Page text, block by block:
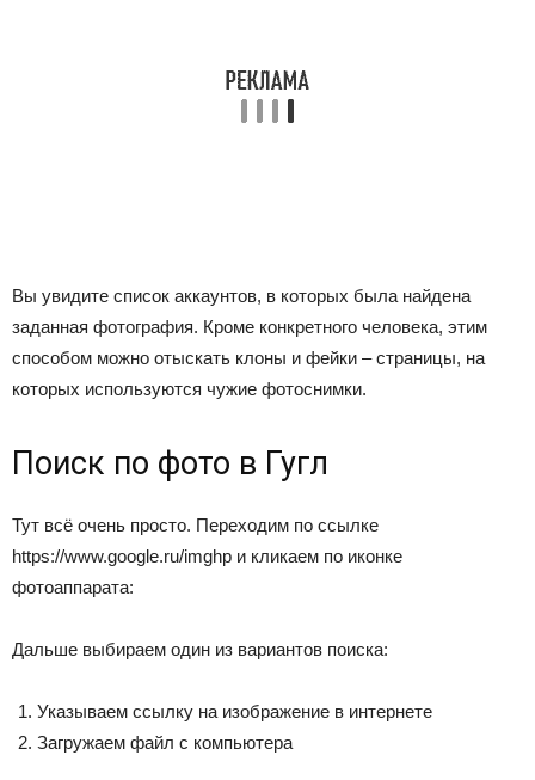
Вы увидите список аккаунтов, в которых была найдена
заданная фотография. Кроме конкретного человека, этим
способом можно отыскать клоны и фейки – страницы, на
которых используются чужие фотоснимки.
Поиск по фото в Гугл
Тут всё очень просто. Переходим по ссылке
https://www.google.ru/imghp и кликаем по иконке
фотоаппарата:
Дальше выбираем один из вариантов поиска:
Указываем ссылку на изображение в интернете
Загружаем файл с компьютера